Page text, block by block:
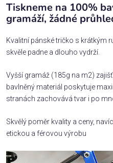
Tiskneme na 100%
gramáží, žádné
Kvalitní pánské tričko s krátkým
skvěle padne a dlouho vydrží.
Vyšší gramáž (185g na m2)
bavlněný materiál poskytuje
stranách zachovává tvar i po
Skvělý poměr kvality a ceny,
etickou a férovou výrobu